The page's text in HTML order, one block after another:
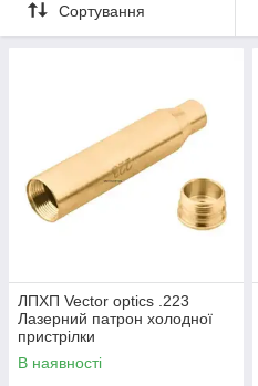
Сортування
ЛПХП Vector optics .223
Лазерний патрон холодної
пристрілки
В наявності